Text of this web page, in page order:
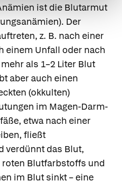
ist die Blutarmut
Der
z. B. nach einer
einem Unfall oder nach
als 1–2 Liter Blut
aber auch einen
(okkulten)
im Magen-Darm-
etwa nach einer
fließt
verdünnt das Blut,
Blutfarbstoffs und
im Blut sinkt – eine